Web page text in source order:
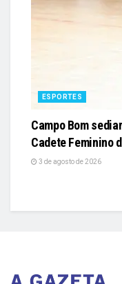
ESPORTES
Campo Bom
Cadete Feminino
3 de agosto de 2026